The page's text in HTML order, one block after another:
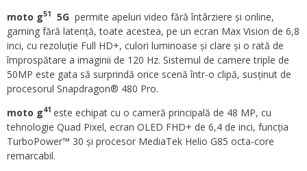
moto g51 5G permite apeluri video fără întârziere și online,
gaming fără latență, toate acestea, pe un ecran Max Vision de 6,8
inci, cu rezoluție Full HD+, culori luminoase și clare și o rată de
împrospătare a imaginii de 120 Hz. Sistemul de camere triple de
50MP este gata să surprindă orice scenă într-o clipă, susținut de
procesorul Snapdragon® 480 Pro.
moto g41 este echipat cu o cameră principală de 48 MP, cu
tehnologie Quad Pixel, ecran OLED FHD+ de 6,4 de inci, funcția
TurboPower™ 30 și procesor MediaTek Helio G85 octa-core
remarcabil.